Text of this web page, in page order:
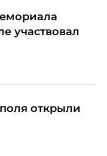
участвовал
открыли